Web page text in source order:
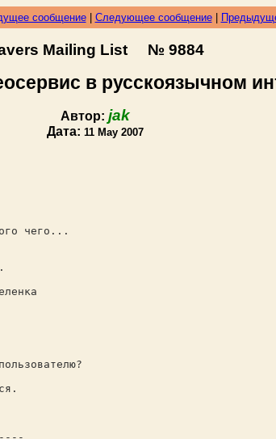
сообщение| Следующее сообщение|
Mailing List № 9884
в русскоязычном
Автор: jak
Дата: 11 May 2007
чего...